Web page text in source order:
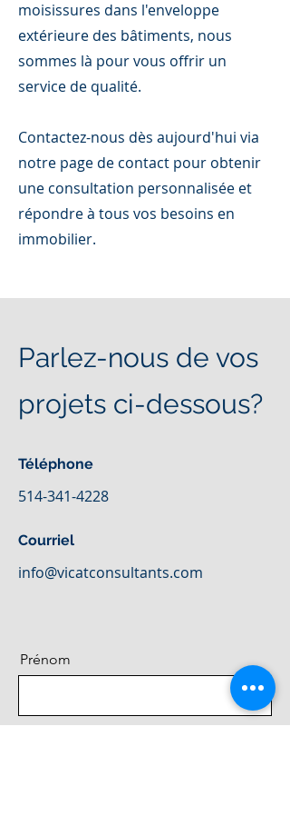
moisissures dans l'enveloppe
extérieure des bâtiments, nous
sommes là pour vous offrir un
service de qualité.
Contactez-nous dès aujourd'hui via
notre page de contact pour obtenir
une consultation personnalisée et
répondre à tous vos besoins en
immobilier.
Parlez-nous de vos
projets ci-dessous?
Téléphone
514-341-4228
Courriel
info@vicatconsultants.com
Prénom